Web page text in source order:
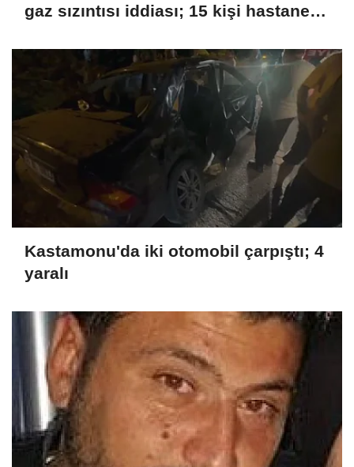
gaz sızıntısı iddiası; 15 kişi hastaneye
Kastamonu'da iki otomobil çarpıştı; 4
yaralı